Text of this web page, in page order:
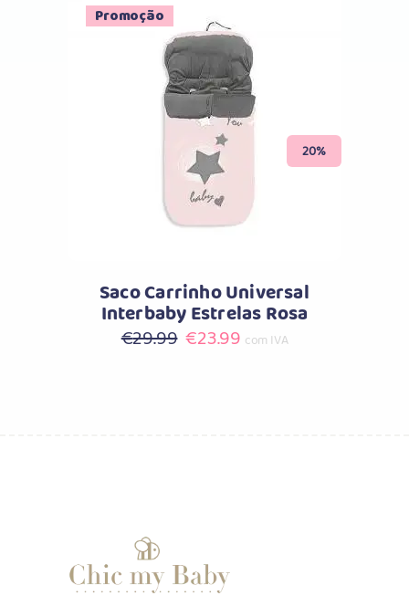
Promoção
20%
Comprar
Saco Carrinho Universal
Interbaby Estrelas Rosa
€29.99 O
€23.99Ocom IVA